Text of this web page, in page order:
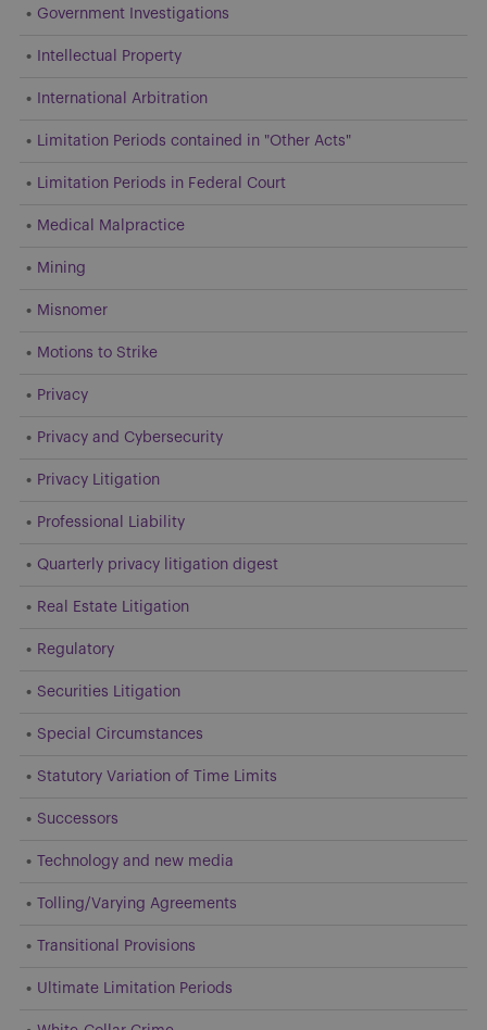
Government Investigations
Intellectual Property
International Arbitration
Limitation Periods contained in "Other Acts"
Limitation Periods in Federal Court
Medical Malpractice
Mining
Misnomer
Motions to Strike
Privacy
Privacy and Cybersecurity
Privacy Litigation
Professional Liability
Quarterly privacy litigation digest
Real Estate Litigation
Regulatory
Securities Litigation
Special Circumstances
Statutory Variation of Time Limits
Successors
Technology and new media
Tolling/Varying Agreements
Transitional Provisions
Ultimate Limitation Periods